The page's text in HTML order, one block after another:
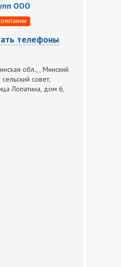
ООО
телефоны
обл., , Минский
совет,
Лопатина, дом 6,